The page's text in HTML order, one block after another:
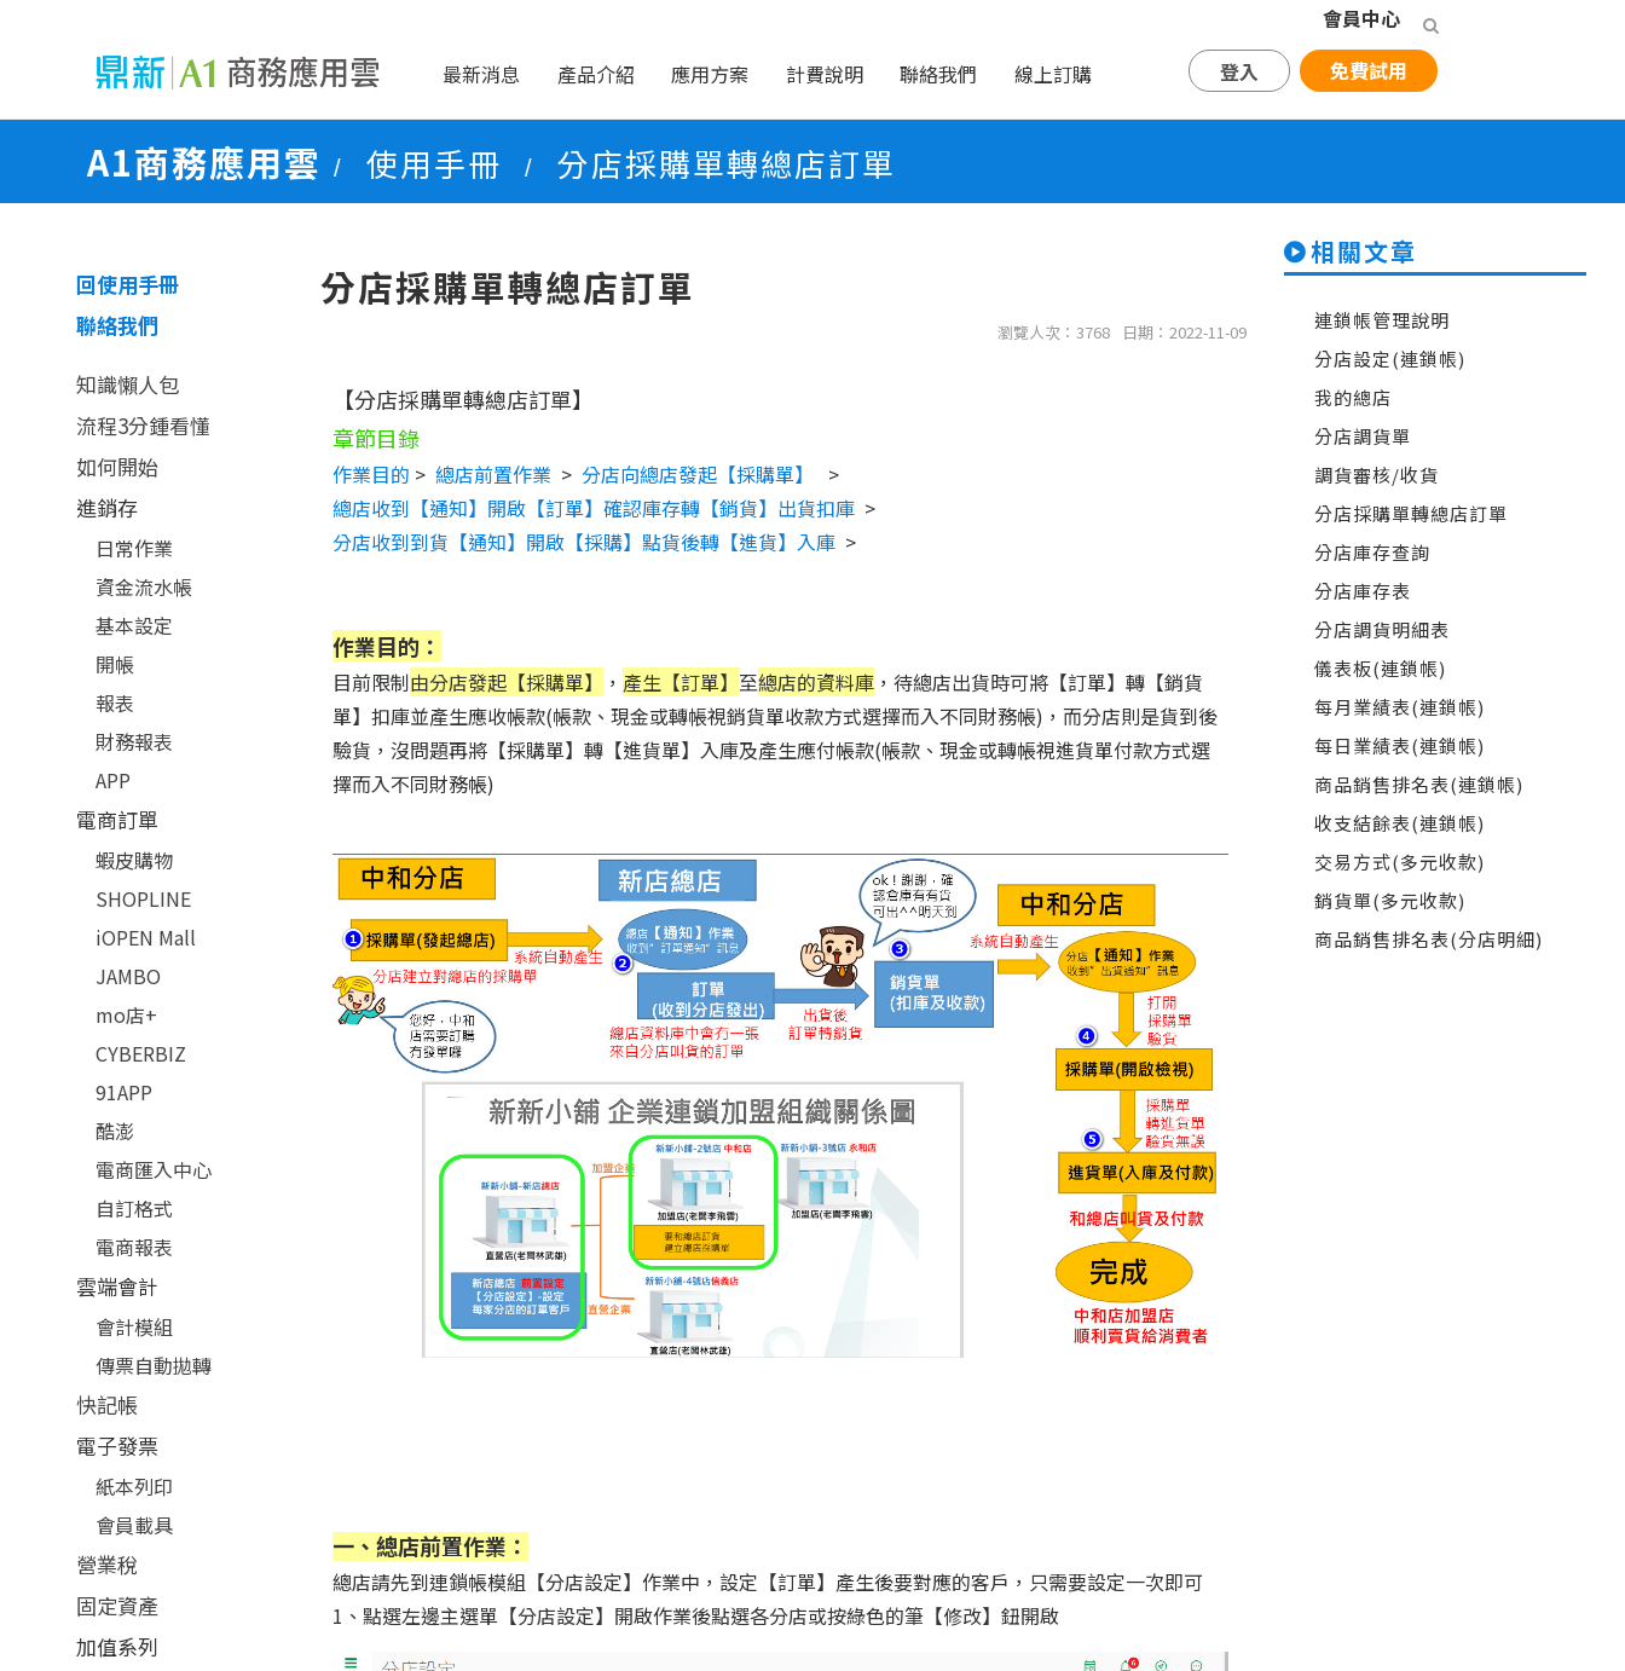
會員中心
最新消息
產品介紹 應用方案 計費說明 聯絡我們 線上訂購 登入 免費試用
A1商務應用雲 / 使用手冊 / 分店採購單轉總店訂單
回使用手冊
聯絡我們
知識懶人包
流程3分鍾看懂
如何開始
進銷存
日常作業
資金流水帳
基本設定
開帳
報表
財務報表
APP
電商訂單
蝦皮購物
SHOPLINE
iOPEN Mall
JAMBO
mo店+
CYBERBIZ
91APP
酷澎
電商匯入中心
自訂格式
電商報表
雲端會計
會計模組
傳票自動拋轉
快記帳
電子發票
紙本列印
會員載具
營業稅
固定資產
加值系列
分店採購單轉總店訂單
瀏覽人次：3768 日期：2022-11-09
【分店採購單轉總店訂單】
章節目錄
作業目的 >總店前置作業 >分店向總店發起【採購單】
>
總店收到【通知】開啟【訂單】確認庫存轉【銷貨】出貨扣庫 >
分店收到到貨【通知】開啟【採購】點貨後轉【進貨】入庫 >
作業目的：
目前限制由分店發起【採購單】 ， 產生【訂單】 至總店的資料庫 ，待總店出貨時可將【訂單】轉【銷貨
單】扣庫並產生應收帳款(帳款、現金或轉帳視銷貨單收款方式選擇而入不同財務帳)，而分店則是貨到後
驗貨，沒問題再將【採購單】轉【進貨單】入庫及產生應付帳款(帳款、現金或轉帳視進貨單付款方式選
擇而入不同財務帳)
一、總店前置作業：
總店請先到連鎖帳模組【分店設定】作業中，設定【訂單】產生後要對應的客戶，只需要設定一次即可
1、點選左邊主選單【分店設定】開啟作業後點選各分店或按綠色的筆【修改】鈕開啟
相關文章
連鎖帳管理說明
分店設定(連鎖帳)
我的總店
分店調貨單
調貨審核/收貨
分店採購單轉總店訂單
分店庫存查詢
分店庫存表
分店調貨明細表
儀表板(連鎖帳)
每月業績表(連鎖帳)
每日業績表(連鎖帳)
商品銷售排名表(連鎖帳)
收支結餘表(連鎖帳)
交易方式(多元收款)
銷貨單(多元收款)
商品銷售排名表(分店明細)